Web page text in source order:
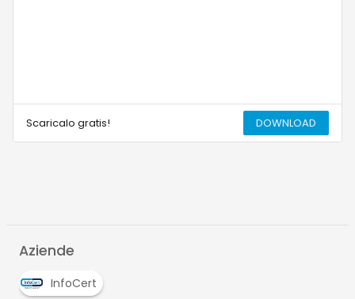
Scaricalo gratis! DOWNLOAD
Aziende
InfoCert